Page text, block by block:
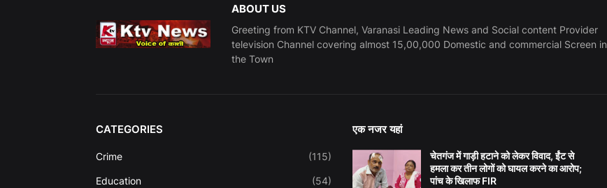
ABOUT US
Greeting from KTV Channel, Varanasi Leading News and Social content Provider
television Channel covering almost 15,00,000 Domestic and commercial Screen in
the Town
CATEGORIES
Crime (115)
Education (54)
एक नजर यहां
चेतगंज में गाड़ी हटाने को लेकर विवाद, ईंट से
हमला कर तीन लोगों को घायल करने का आरोप;
पांच के खिलाफ FIR